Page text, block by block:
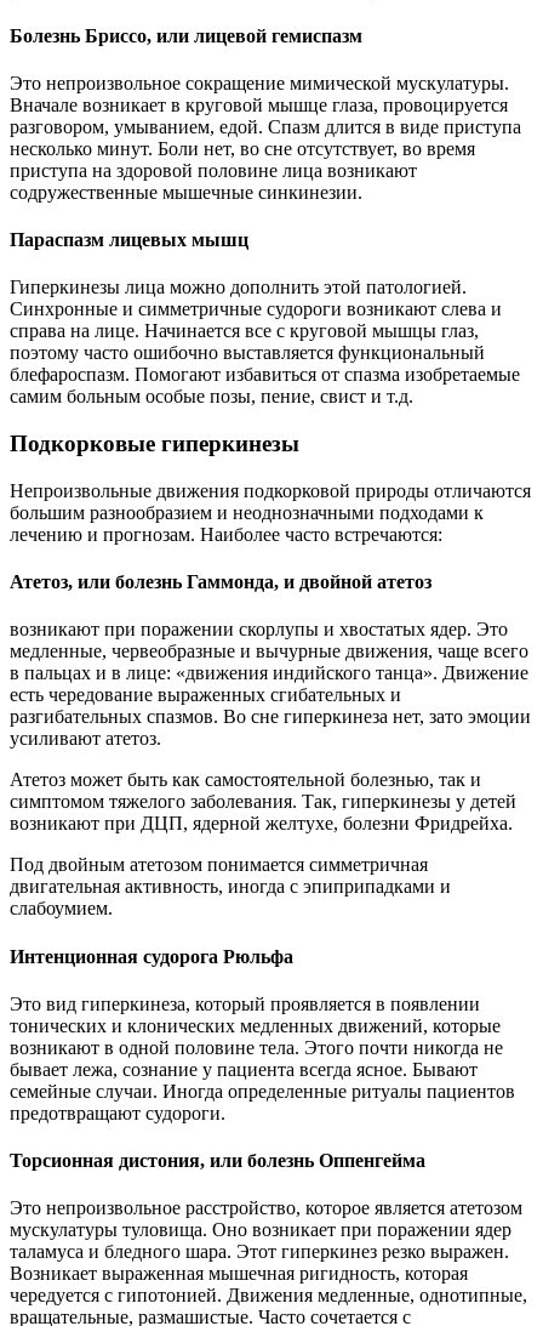
Болезнь Бриссо, или лицевой гемиспазм
Это непроизвольное сокращение мимической мускулатуры.
Вначале возникает в круговой мышце глаза, провоцируется
разговором, умыванием, едой. Спазм длится в виде приступа
несколько минут. Боли нет, во сне отсутствует, во время
приступа на здоровой половине лица возникают
содружественные мышечные синкинезии.
Параспазм лицевых мышц
Гиперкинезы лица можно дополнить этой патологией.
Синхронные и симметричные судороги возникают слева и
справа на лице. Начинается все с круговой мышцы глаз,
поэтому часто ошибочно выставляется функциональный
блефароспазм. Помогают избавиться от спазма изобретаемые
самим больным особые позы, пение, свист и т.д.
Подкорковые гиперкинезы
Непроизвольные движения подкорковой природы отличаются
большим разнообразием и неоднозначными подходами к
лечению и прогнозам. Наиболее часто встречаются:
Атетоз, или болезнь Гаммонда, и двойной атетоз
возникают при поражении скорлупы и хвостатых ядер. Это
медленные, червеобразные и вычурные движения, чаще всего
в пальцах и в лице: «движения индийского танца». Движение
есть чередование выраженных сгибательных и
разгибательных спазмов. Во сне гиперкинеза нет, зато эмоции
усиливают атетоз.
Атетоз может быть как самостоятельной болезнью, так и
симптомом тяжелого заболевания. Так, гиперкинезы у детей
возникают при ДЦП, ядерной желтухе, болезни Фридрейха.
Под двойным атетозом понимается симметричная
двигательная активность, иногда с эпиприпадками и
слабоумием.
Интенционная судорога Рюльфа
Это вид гиперкинеза, который проявляется в появлении
тонических и клонических медленных движений, которые
возникают в одной половине тела. Этого почти никогда не
бывает лежа, сознание у пациента всегда ясное. Бывают
семейные случаи. Иногда определенные ритуалы пациентов
предотвращают судороги.
Торсионная дистония, или болезнь Оппенгейма
Это непроизвольное расстройство, которое является атетозом
мускулатуры туловища. Оно возникает при поражении ядер
таламуса и бледного шара. Этот гиперкинез резко выражен.
Возникает выраженная мышечная ригидность, которая
чередуется с гипотонией. Движения медленные, однотипные,
вращательные, размашистые. Часто сочетается с